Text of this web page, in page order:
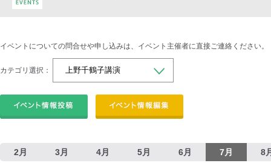
イベントについての問合せや申し込みは、イベント主催者に直接ご連絡ください。
カテゴリ選択：
2月 3月 4月 5月 6月 7月 8